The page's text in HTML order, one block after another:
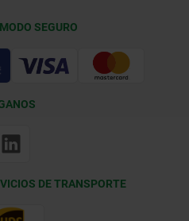
SEGURO
DE TRANSPORTE